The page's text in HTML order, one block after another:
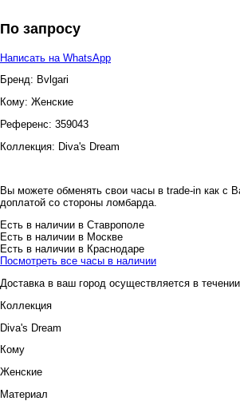
По запросу
Написать на WhatsApp
Бренд: Bvlgari
Кому: Женские
Референс: 359043
Коллекция: Diva's Dream
Вы можете обменять свои часы в trade-in как с
доплатой со стороны ломбарда.
Есть в наличии в Ставрополе
Есть в наличии в Москве
Есть в наличии в Краснодаре
Посмотреть все часы в наличии
Доставка в ваш город осуществляется в
Коллекция
Diva's Dream
Кому
Женские
Материал